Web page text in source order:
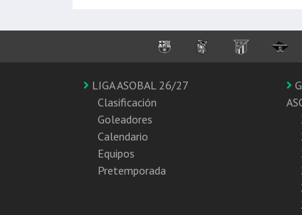
LIGA ASOBAL 26/27
Clasificación
Goleadores
Calendario
Equipos
Pretemporada